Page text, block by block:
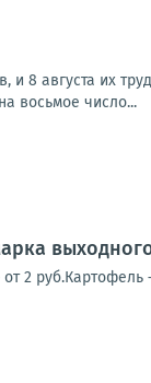
8 августа их
восьмое число...
2 руб.Картофель